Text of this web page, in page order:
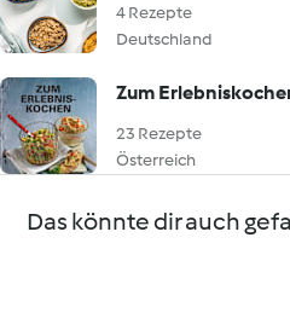
4 Rezepte
Deutschland
Zum
23 Rezepte
Österreich
Das könnte dir auch